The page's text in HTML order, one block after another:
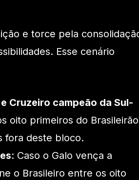
e torce pela
Esse cenário
Cruzeiro campeão da Sul-
oito primeiros do
fora deste bloco.
: Caso o Galo vença a
o Brasileiro entre os oito